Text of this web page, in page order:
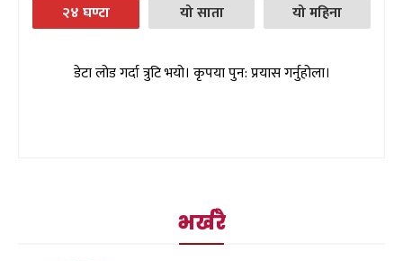
२४ घण्टा यो साता यो महिना
डेटा लोड गर्दा त्रुटि भयो। कृपया पुन: प्रयास गर्नुहोला।
भर्खरै